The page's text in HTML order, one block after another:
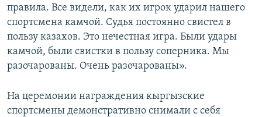
правила. Все видели, как их игрок ударил нашего
спортсмена камчой. Судья постоянно свистел в
пользу казахов. Это нечестная игра. Были удары
камчой, были свистки в пользу соперника. Мы
разочарованы. Очень разочарованы».
На церемонии награждения кыргызские
спортсмены демонстративно снимали с себя